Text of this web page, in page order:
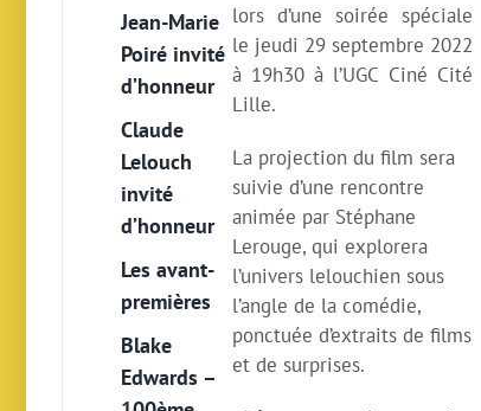
Jean-Marie
Poiré invité
d’honneur
Claude
Lelouch
invité
d’honneur
Les avant-
premières
Blake
Edwards –
lors d’une soirée spéciale
le jeudi 29 septembre 2022
à 19h30 à l’UGC Ciné Cité
Lille.
La projection du film sera
suivie d’une rencontre
animée par Stéphane
Lerouge, qui explorera
l’univers lelouchien sous
l’angle de la comédie,
ponctuée d’extraits de films
et de surprises.